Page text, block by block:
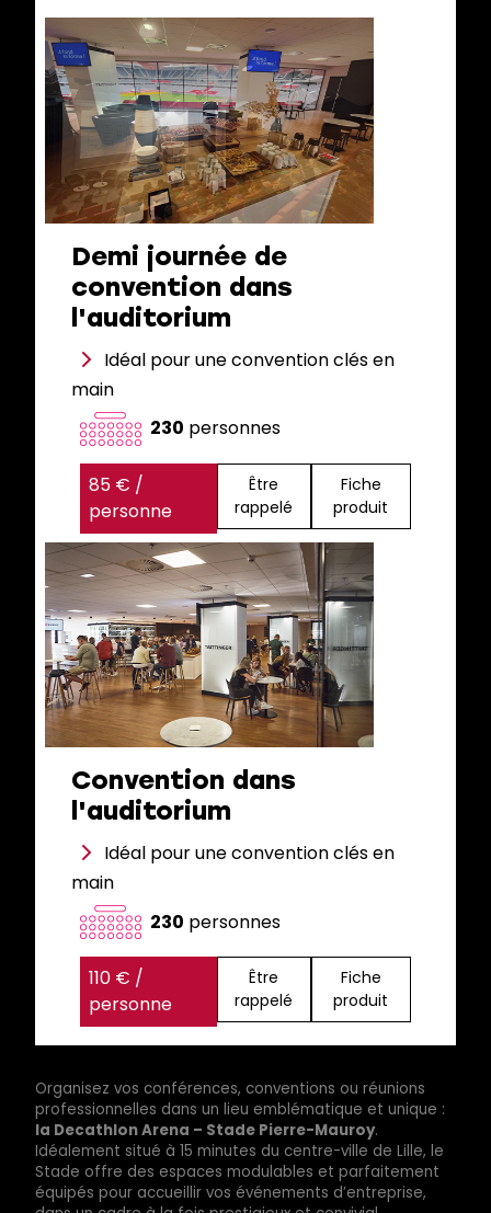
Demi journée de
convention dans
l'auditorium
Idéal pour une convention clés en
main
230 personnes
85 € /
personne
Être
rappelé
Fiche
produit
Convention dans
l'auditorium
Idéal pour une convention clés en
main
230 personnes
110 € /
personne
Être
rappelé
Fiche
produit
Organisez vos conférences, conventions ou réunions
professionnelles dans un lieu emblématique et unique :
la Decathlon Arena – Stade Pierre-Mauroy.
Idéalement situé à 15 minutes du centre-ville de Lille, le
Stade offre des espaces modulables et parfaitement
équipés pour accueillir vos événements d’entreprise,